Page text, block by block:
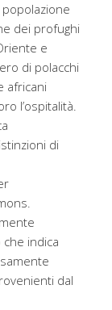
dei profughi
e
di polacchi
africani
l’ospitalità.
di
indica
dal